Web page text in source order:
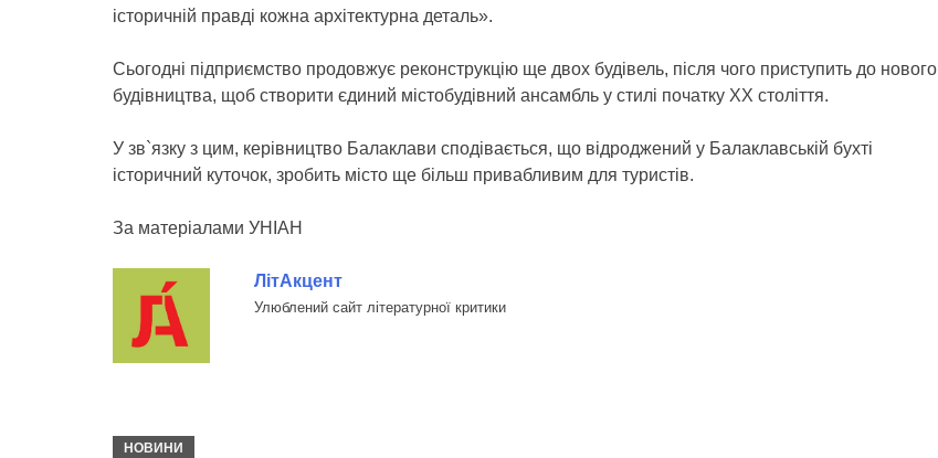
історичній правді кожна архітектурна деталь».
Сьогодні підприємство продовжує реконструкцію ще двох будівель, після чого приступить до нового
будівництва, щоб створити єдиний містобудівний ансамбль у стилі початку XX століття.
У зв`язку з цим, керівництво Балаклави сподівається, що відроджений у Балаклавській бухті
історичний куточок, зробить місто ще більш привабливим для туристів.
За матеріалами УНІАН
ЛітАкцент
Улюблений сайт літературної критики
НОВИНИ